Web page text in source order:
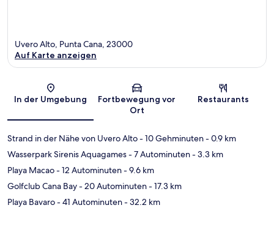
Karte
Uvero Alto, Punta Cana, 23000
Auf Karte anzeigen
In der Umgebung
Fortbewegung vor
Ort
Restaurants
Strand in der Nähe von Uvero Alto- 10 Gehminuten- 0.9 km
Wasserpark Sirenis Aquagames- 7 Autominuten- 3.3 km
Playa Macao- 12 Autominuten- 9.6 km
Golfclub Cana Bay- 20 Autominuten- 17.3 km
Playa Bavaro- 41 Autominuten- 32.2 km